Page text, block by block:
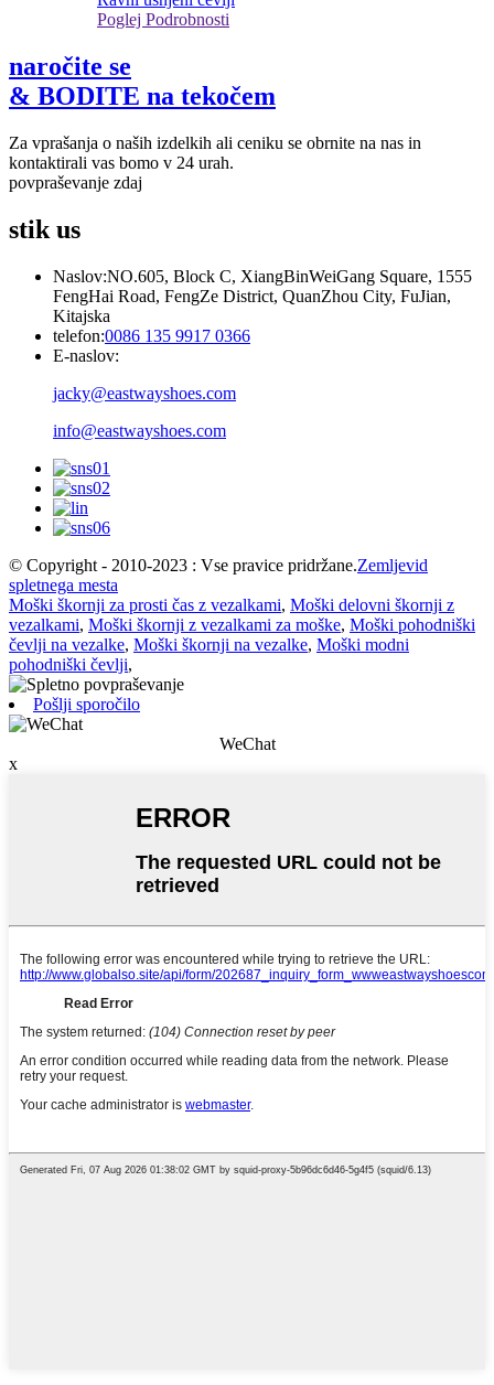
Poglej Podrobnosti
naročite se
& BODITE na tekočem
Za vprašanja o naših izdelkih ali ceniku se obrnite na nas in
kontaktirali vas bomo v 24 urah.
povpraševanje zdaj
stik us
Naslov:NO.605, Block C, XiangBinWeiGang Square, 1555
FengHai Road, FengZe District, QuanZhou City, FuJian,
Kitajska
telefon:0086 135 9917 0366
E-naslov:
jacky@eastwayshoes.com
info@eastwayshoes.com
© Copyright - 2010-2023 : Vse pravice pridržane.Zemljevid
spletnega mesta
Moški škornji za prosti čas z vezalkami, Moški delovni škornji z
vezalkami, Moški škornji z vezalkami za moške, Moški pohodniški
čevlji na vezalke, Moški škornji na vezalke, Moški modni
pohodniški čevlji,
Pošlji sporočilo
WeChat
x